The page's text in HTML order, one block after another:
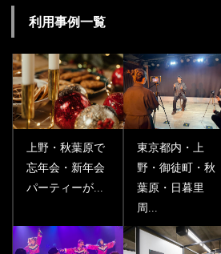
利用事例一覧
上野・秋葉原で
忘年会・新年会
パーティーが...
東京都内・上
野・御徒町・秋
葉原・日暮里
周...